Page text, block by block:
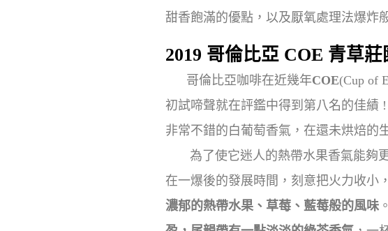
甜香飽滿的優點，以及厭氧處理法爆炸
2019 哥倫比亞 COE 青草
哥倫比亞咖啡在近幾年COE(Cup of
初試啼聲就在評鑑中得到第八名的佳績
非常不錯的白葡萄香氣，在還未烘焙的
為了使它迷人的熱帶水果香氣能夠更
在一爆後的發展時間，刻意把火力收小
濃郁的熱帶水果、草莓、藍莓般的風味